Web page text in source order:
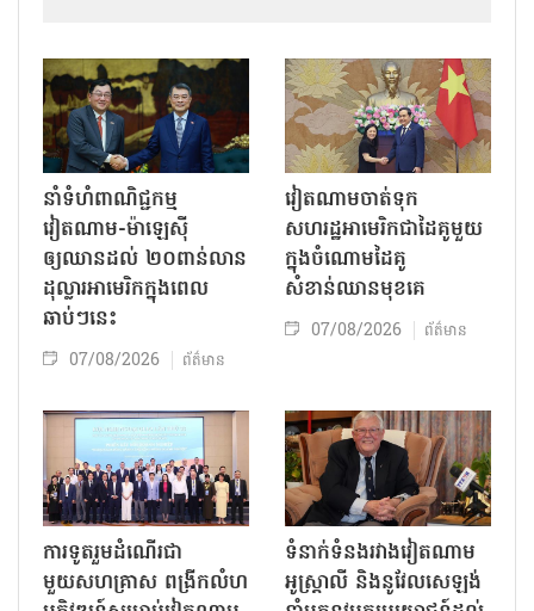
នាំទំហំពាណិជ្ជកម្ម
វៀតណាម-ម៉ាឡេស៊ី
ឲ្យឈានដល់ ២០ពាន់លាន
ដុល្លារអាមេរិកក្នុងពេល
ឆាប់ៗនេះ
07/08/2026 ព័ត៌មាន
វៀតណាមចាត់ទុក
សហរដ្ឋអាមេរិកជាដៃគូមួយ
ក្នុងចំណោមដៃគូ
សំខាន់ឈានមុខគេ
07/08/2026 ព័ត៌មាន
ការទូតរួមដំណើរជា
មួយសហគ្រាស ពង្រីកលំហ
ទំនាក់ទំនងរវាងវៀតណាម
អូស្ត្រាលី និងនូវែលសេឡង់